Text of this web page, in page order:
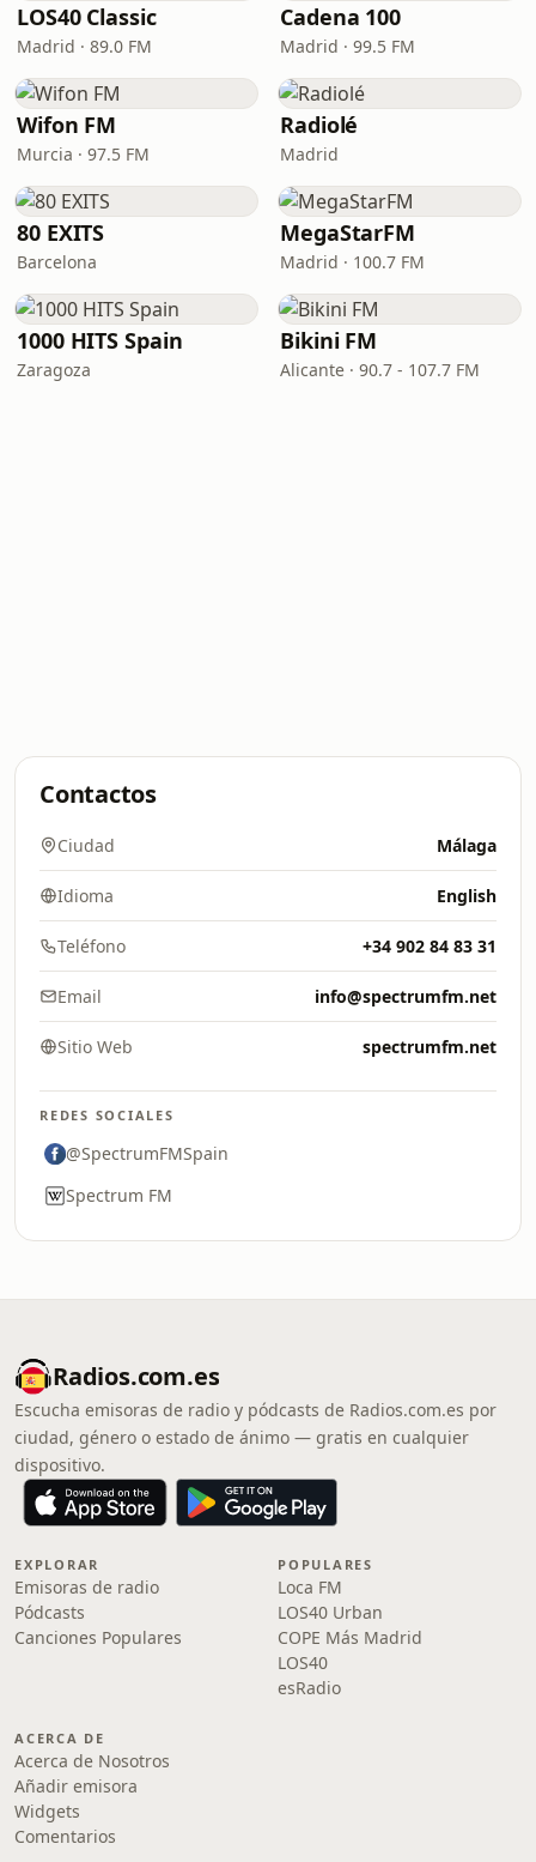
LOS40 Classic
Madrid · 89.0 FM
Cadena 100
Madrid · 99.5 FM
Wifon FM
Murcia · 97.5 FM
Radiolé
Madrid
80 EXITS
Barcelona
MegaStarFM
Madrid · 100.7 FM
1000 HITS Spain
Zaragoza
Bikini FM
Alicante · 90.7 - 107.7 FM
Contactos
Ciudad Málaga
Idioma English
Teléfono +34 902 84 83 31
Email info@spectrumfm.net
Sitio Web spectrumfm.net
REDES SOCIALES
@SpectrumFMSpain
Spectrum FM
Radios.com.es
Escucha emisoras de radio y pódcasts de Radios.com.es por
ciudad, género o estado de ánimo — gratis en cualquier
dispositivo.
EXPLORAR
Emisoras de radio
Pódcasts
Canciones Populares
POPULARES
Loca FM
LOS40 Urban
COPE Más Madrid
LOS40
esRadio
ACERCA DE
Acerca de Nosotros
Añadir emisora
Widgets
Comentarios